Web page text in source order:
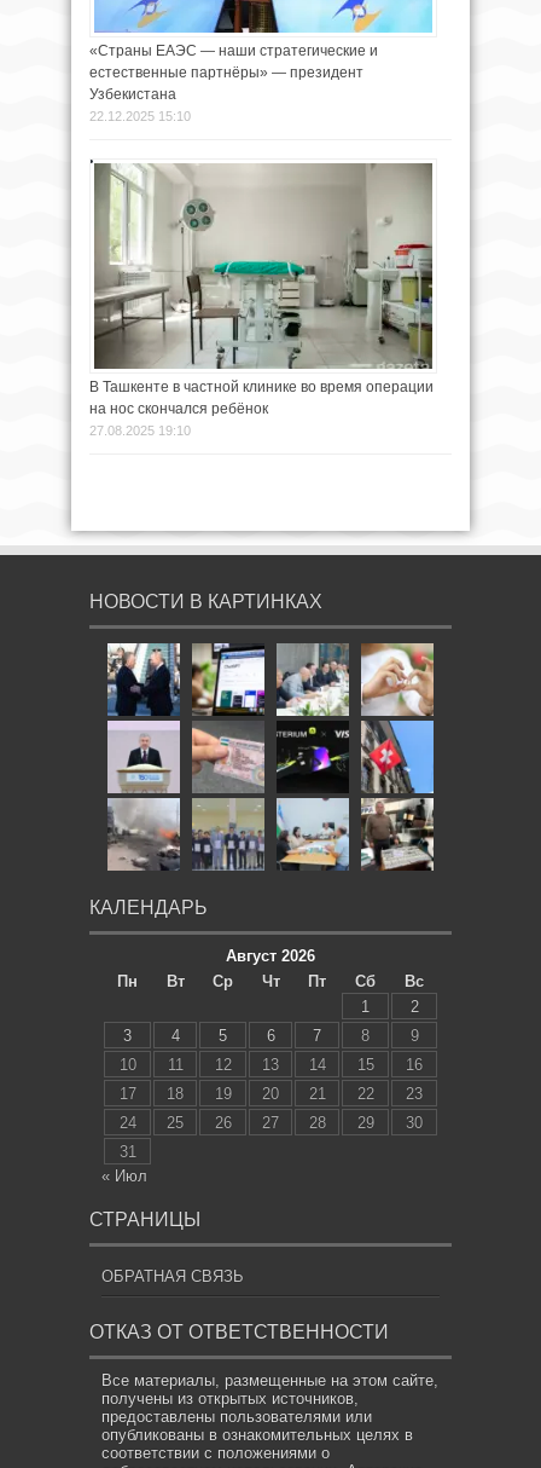
«Страны ЕАЭС — наши стратегические и
естественные партнёры» — президент
Узбекистана
22.12.2025 15:10
В Ташкенте в частной клинике во время операции
на нос скончался ребёнок
27.08.2025 19:10
НОВОСТИ В КАРТИНКАХ
КАЛЕНДАРЬ
Август 2026
Пн
Вт Ср Чт Пт Сб
Вс
1
2
3
4 5 6 7 8
9
10
11 12 13 14 15
16
17
18 19 20 21 22
23
24
25 26 27 28 29
30
31
« Июл
СТРАНИЦЫ
ОБРАТНАЯ СВЯЗЬ
ОТКАЗ ОТ ОТВЕТСТВЕННОСТИ
Все материалы, размещенные на этом сайте,
получены из открытых источников,
предоставлены пользователями или
опубликованы в ознакомительных целях в
соответствии с положениями о